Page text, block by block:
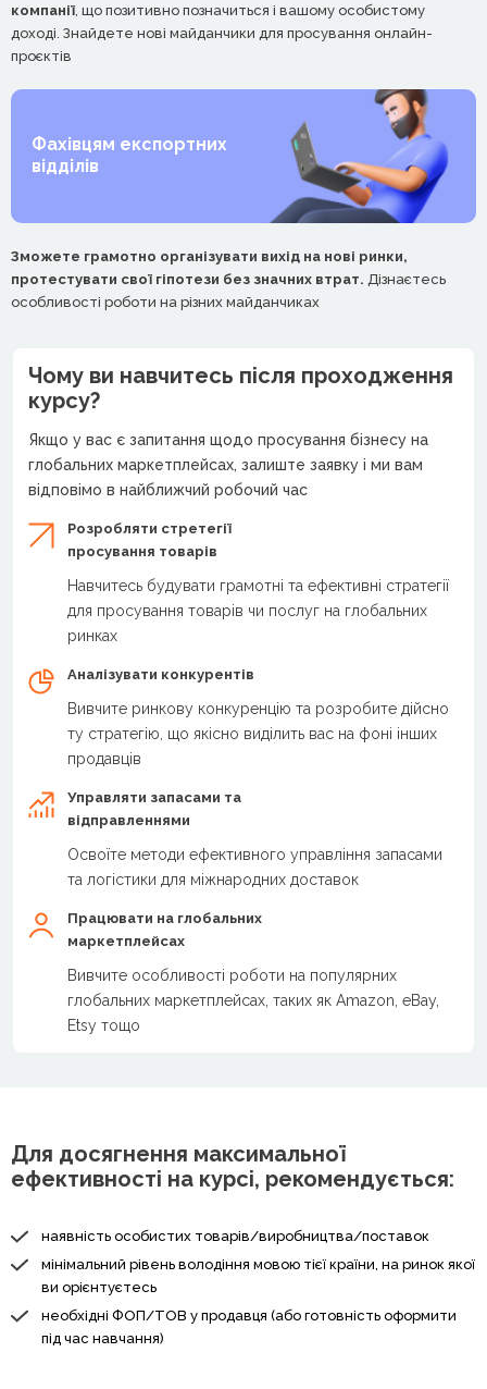
компанії , що позитивно позначиться і вашому особистому
доході. Знайдете нові майданчики для просування онлайн-
проєктів
Фахівцям експортних
відділів
Зможете грамотно організувати вихід на нові ринки,
протестувати свої гіпотези без значних втрат. Дізнаєтесь
особливості роботи на різних майданчиках
Чому ви навчитесь після проходження
курсу?
Якщо у вас є запитання щодо просування бізнесу на
глобальних маркетплейсах, залиште заявку і ми вам
відповімо в найближчий робочий час
Розробляти стретегії
просування товарів
Навчитесь будувати грамотні та ефективні стратегії
для просування товарів чи послуг на глобальних
ринках
Аналізувати конкурентів
Вивчите ринкову конкуренцію та розробите дійсно
ту стратегію, що якісно виділить вас на фоні інших
продавців
Управляти запасами та
відправленнями
Освоїте методи ефективного управління запасами
та логістики для міжнародних доставок
Працювати на глобальних
маркетплейсах
Вивчите особливості роботи на популярних
глобальних маркетплейсах, таких як Amazon, eBay,
Etsy тощо
Для досягнення максимальної
ефективності на курсі, рекомендується:
наявність особистих товарів/виробництва/поставок
мінімальний рівень володіння мовою тієї країни, на ринок якої
ви орієнтуєтесь
необхідні ФОП/ТОВ у продавця (або готовність оформити
під час навчання)